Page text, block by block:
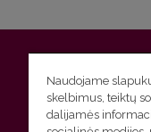
Vilniaus
Studijų
Naudojame
skelbimus, teiktų
dalijamės